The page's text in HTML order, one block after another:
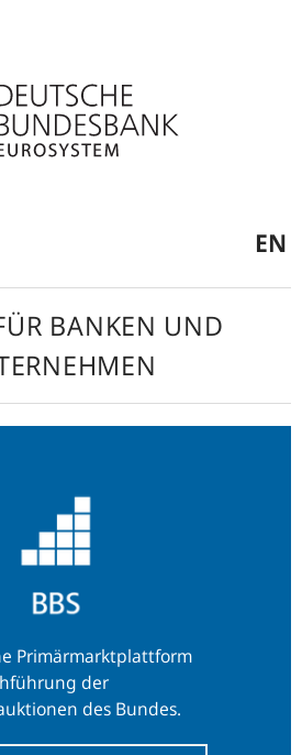
EN
BANKEN UND
Primärmarktplattform
der
des Bundes.